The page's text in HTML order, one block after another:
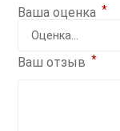
Ваша оценка *
Ваш отзыв *